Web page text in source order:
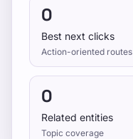
0
Best next clicks
Action-oriented routes
0
Related entities
Topic coverage